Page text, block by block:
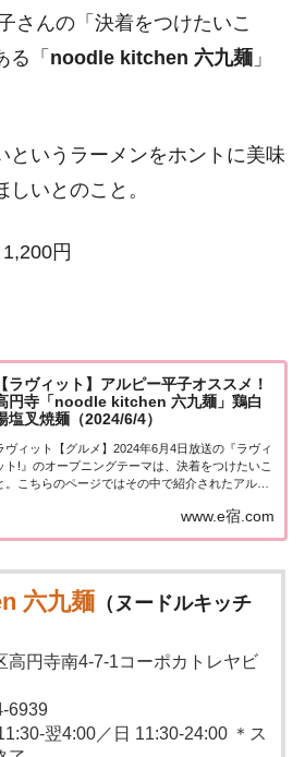
さんの「決着をつけたいこ
る「 noodle kitchen 六九麺 」
というラーメンをホントに美味
しいとのこと。
円
【ラヴィット】アルピー平子オススメ！
円寺「noodle kitchen 六九麺」鶏白
塩叉焼麺（2024/6/4）
ヴィット【グルメ】2024年6月4日放送の『ラヴィ
ト!』のオープニングテーマは、決着をつけたいこ
。こちらのページではその中で紹介されたアルコ
焼麺」についてまとめました。詳しくはこちら！ア
ピー平子オススメ「鶏白湯塩叉焼麺」今日...
www.e宿.com
六九麺 （ヌードルキッチ
高円寺南4-7-1コーポカトレヤビ
6939
翌4:00／日 11:30-24:00 ＊ス